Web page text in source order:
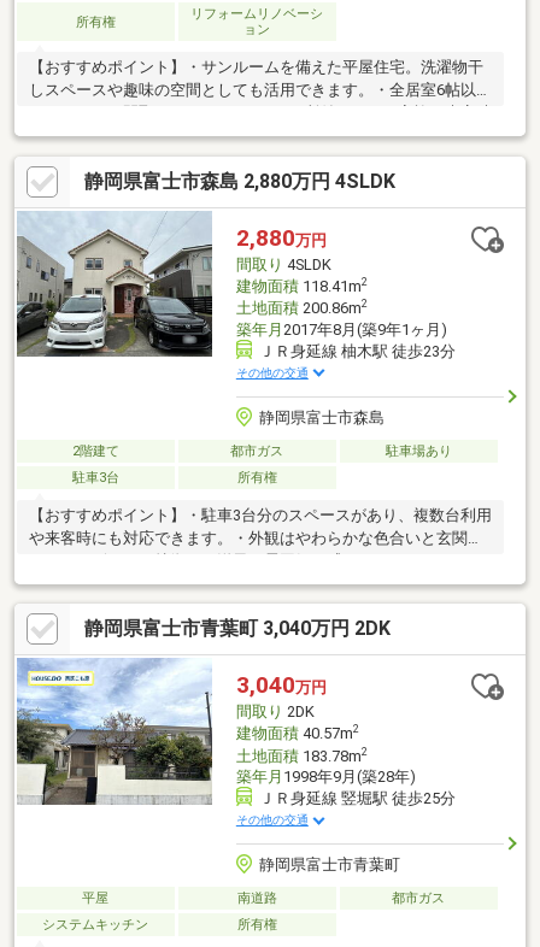
所有権
リフォームリノベーシ
ョン
【おすすめポイント】・サンルームを備えた平屋住宅。洗濯物干
しスペースや趣味の空間としても活用できます。・全居室6帖以上
にも便利にお使いいただけます。・駐車2台可能です。
静岡県富士市森島 2,880万円 4SLDK
2,880万円
間取り 4SLDK
建物面積118.41m2
土地面積200.86m2
築年月 2017年8月(築9年1ヶ月)
ＪＲ身延線 柚木駅 徒歩23分
その他の交通
静岡県富士市森島
2階建て 都市ガス
駐車場あり
駐車3台
所有権
【おすすめポイント】・駐車3台分のスペースがあり、複数台利用
や来客時にも対応できます。・外観はやわらかな色合いと玄関ま
わりのデザインが特徴で、洋風の雰囲気が感じられます。・LDK
は約18帖で南向きの窓から光が入り、木の床と合わせて明るい空
間が広がります。・対面キッチンからリビングを見渡せて、収納
も多く、勝手口から外への動線も確保されています。・1階と2階
にトイレと洗面台があり、生活時間に応じて使い分けができま
す。・WICやSICがあり、日用品や衣類の整理に使えます。
静岡県富士市青葉町 3,040万円 2DK
3,040万円
間取り 2DK
建物面積40.57m2
土地面積183.78m2
築年月 1998年9月(築28年)
ＪＲ身延線 竪堀駅 徒歩25分
その他の交通
静岡県富士市青葉町
平屋 南道路
都市ガス
システムキッチン
所有権